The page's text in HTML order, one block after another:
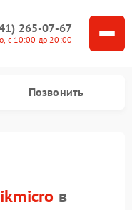
265-07-67
с 10:00 до 20:00
Позвонить
в